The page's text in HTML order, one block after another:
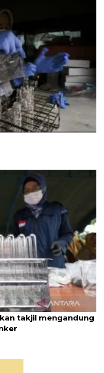
pengawasan
takjil mengandung